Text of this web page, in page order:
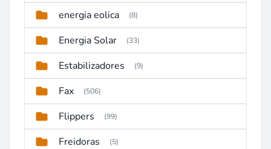
energia eolica (8)
Energia Solar (33)
Estabilizadores (9)
Fax (506)
Flippers (99)
Freidoras (5)